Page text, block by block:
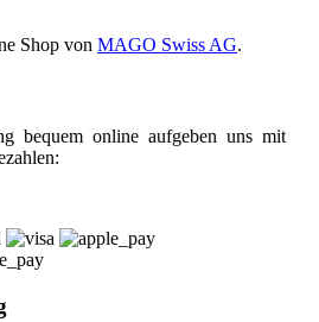
Shop von MAGO Swiss AG.
bequem online aufgeben uns mit